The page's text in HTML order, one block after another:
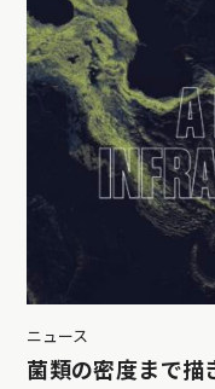
ニュース
菌類の密度まで描